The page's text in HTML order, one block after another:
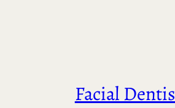
Facial Dentis